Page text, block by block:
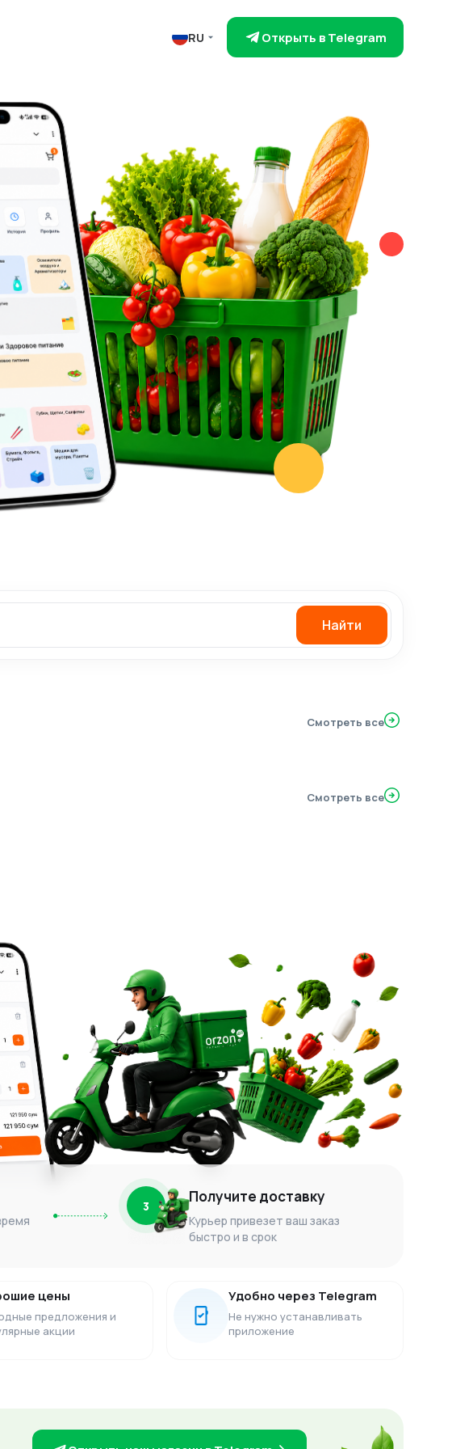
RU Открыть в Telegram
Найти
Смотреть все
Смотреть все
3 Получите доставку
Курьер привезет ваш заказ
быстро и в срок
цены
предложения и
акции
Удобно через Telegram
Не нужно устанавливать
приложение